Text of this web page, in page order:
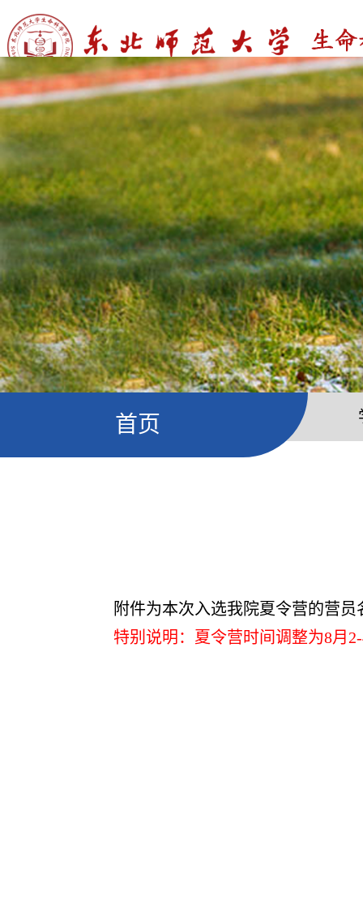
首页
附件为本次入选我院夏令营的营
特别说明：夏令营时间调整为8月